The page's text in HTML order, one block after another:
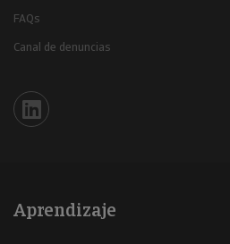
FAQs
Canal de denuncias
Iberinform en Linkedin
Aprendizaje